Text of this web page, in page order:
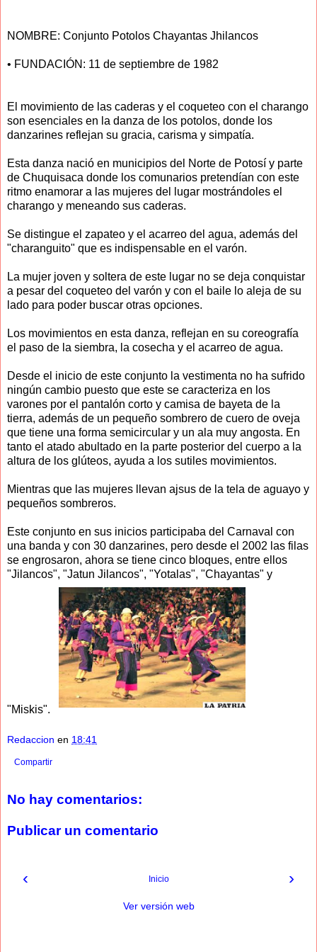
NOMBRE: Conjunto Potolos Chayantas Jhilancos
• FUNDACIÓN: 11 de septiembre de 1982
El movimiento de las caderas y el coqueteo con el charango
son esenciales en la danza de los potolos, donde los
danzarines reflejan su gracia, carisma y simpatía.
Esta danza nació en municipios del Norte de Potosí y parte
de Chuquisaca donde los comunarios pretendían con este
ritmo enamorar a las mujeres del lugar mostrándoles el
charango y meneando sus caderas.
Se distingue el zapateo y el acarreo del agua, además del
"charanguito" que es indispensable en el varón.
La mujer joven y soltera de este lugar no se deja conquistar
a pesar del coqueteo del varón y con el baile lo aleja de su
lado para poder buscar otras opciones.
Los movimientos en esta danza, reflejan en su coreografía
el paso de la siembra, la cosecha y el acarreo de agua.
Desde el inicio de este conjunto la vestimenta no ha sufrido
ningún cambio puesto que este se caracteriza en los
varones por el pantalón corto y camisa de bayeta de la
tierra, además de un pequeño sombrero de cuero de oveja
que tiene una forma semicircular y un ala muy angosta. En
tanto el atado abultado en la parte posterior del cuerpo a la
altura de los glúteos, ayuda a los sutiles movimientos.
Mientras que las mujeres llevan ajsus de la tela de aguayo y
pequeños sombreros.
Este conjunto en sus inicios participaba del Carnaval con
una banda y con 30 danzarines, pero desde el 2002 las filas
se engrosaron, ahora se tiene cinco bloques, entre ellos
"Jilancos", "Jatun Jilancos", "Yotalas", "Chayantas" y
"Miskis".
Redaccion en 18:41
Compartir
No hay comentarios:
Publicar un comentario
‹ ›
Inicio
Ver versión web